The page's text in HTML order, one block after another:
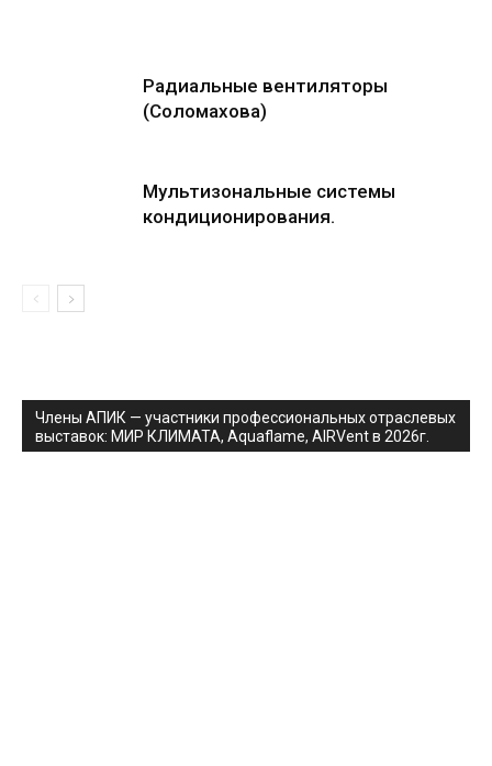
Радиальные вентиляторы
(Соломахова)
Мультизональные системы
кондиционирования.
Члены АПИК — участники профессиональных отраслевых
выставок: МИР КЛИМАТА, Aquaflame, AIRVent в 2026г.